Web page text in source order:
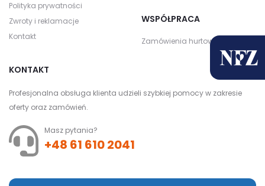
Polityka prywatności
Zwroty i reklamacje
Kontakt
WSPÓŁPRACA
Zamówienia hurtowe
KONTAKT
Profesjonalna obsługa klienta udzieli szybkiej pomocy w zakresie
oferty oraz zamówień.
Masz pytania?
+48 61 610 2041